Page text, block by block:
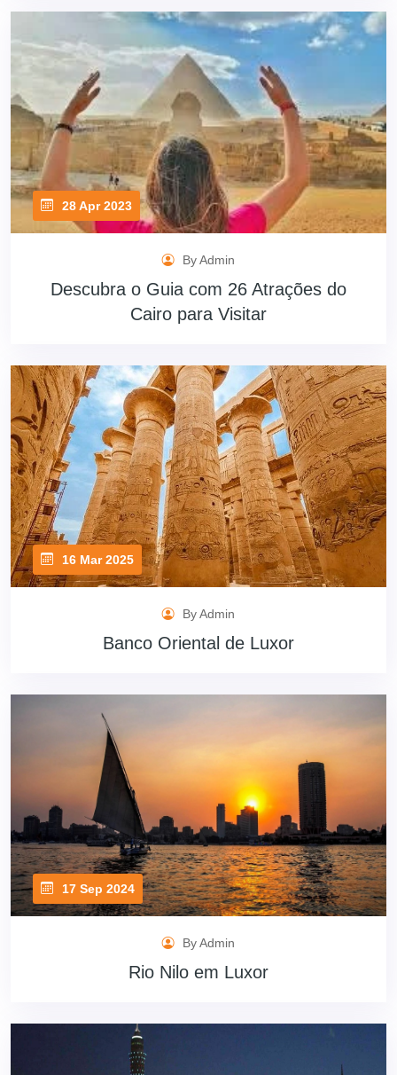
28 Apr 2023
By Admin
Descubra o Guia com 26 Atrações do
Cairo para Visitar
16 Mar 2025
By Admin
Banco Oriental de Luxor
17 Sep 2024
By Admin
Rio Nilo em Luxor